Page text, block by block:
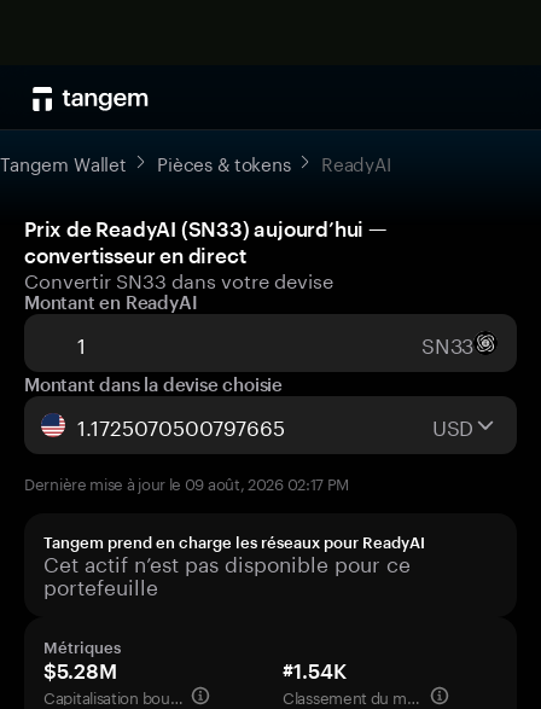
Tangem Wallet Pièces & tokens ReadyAI
Prix de ReadyAI (SN33) aujourd’hui —
convertisseur en direct
Convertir SN33 dans votre devise
Montant en ReadyAI
SN33
Montant dans la devise choisie
USD
Dernière mise à jour le 09 août, 2026 02:17 PM
Tangem prend en charge les réseaux pour ReadyAI
Cet actif n’est pas disponible pour ce
portefeuille
Métriques
$5.28M
Capitalisation boursière
#1.54K
Classement du marché